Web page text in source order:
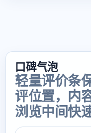
口碑气泡
轻量评价条
评位置，内
浏览中间快